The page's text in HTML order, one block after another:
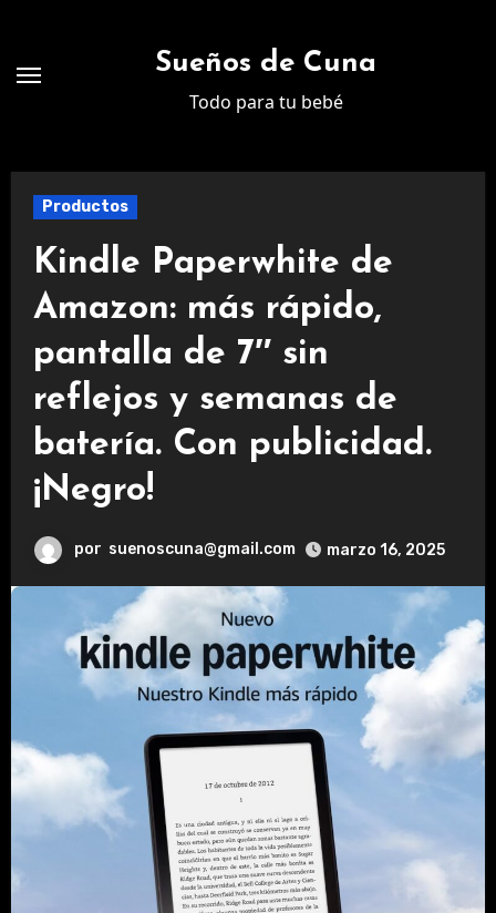
contenido
Sueños de Cuna
Todo para tu bebé
Productos
Kindle Paperwhite de
Amazon: más rápido,
pantalla de 7″ sin
reflejos y semanas de
batería. Con publicidad.
¡Negro!
por suenoscuna@gmail.com marzo 16, 2025